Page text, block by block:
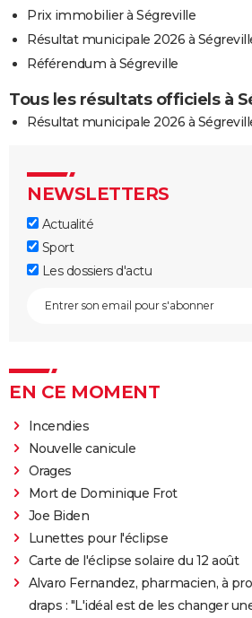
Prix immobilier à Ségreville
Résultat municipale 2026 à
Référendum à Ségreville
Tous les résultats officiels à
Résultat municipale 2026 à
NEWSLETTERS
Actualité
Sport
Les dossiers d'actu
EN CE MOMENT
Incendies
Nouvelle canicule
Orages
Mort de Dominique Frot
Joe Biden
Lunettes pour l'éclipse
Carte de l'éclipse solaire du 12 août
Alvaro Fernandez, pharmacien, à
draps : "L'idéal est de les changer